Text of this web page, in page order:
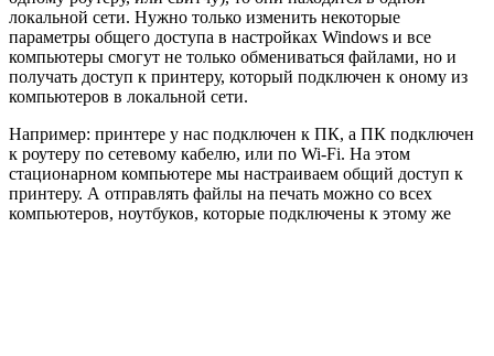
локальной сети. Нужно только изменить некоторые
параметры общего доступа в настройках Windows и все
компьютеры смогут не только обмениваться файлами, но и
получать доступ к принтеру, который подключен к оному из
компьютеров в локальной сети.
Например: принтере у нас подключен к ПК, а ПК подключен
к роутеру по сетевому кабелю, или по Wi-Fi. На этом
стационарном компьютере мы настраиваем общий доступ к
принтеру. А отправлять файлы на печать можно со всех
компьютеров, ноутбуков, которые подключены к этому же